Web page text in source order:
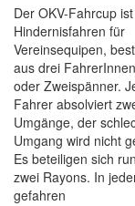
Der OKV-Fahrcup
Hindernisfahren für
Vereinsequipen,
aus drei
oder Zweispänner.
Fahrer absolviert
Umgänge, der
Umgang wird nicht
Es beteiligen sich
zwei Rayons. In
gefahren